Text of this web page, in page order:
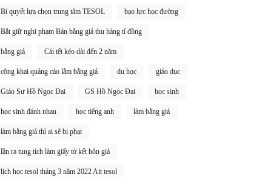
Bí quyết lựa chọn trung tâm TESOL bạo lực học đường
Bắt giữ nghi phạm Bán bằng giả thu hàng tỉ đồng
bằng giả Cái tết kéo dài đến 2 năm
công khai quảng cáo lằm bằng giả du học giáo dục
Giáo Sư Hồ Ngọc Đại GS Hồ Ngọc Đại học sinh
học sinh đánh nhau học tiếng anh làm bằng giả
làm bằng giả thì ai sẽ bị phạt
lần ra tung tích làm giấy tờ kết hôn giả
lịch học tesol tháng 3 năm 2022 Ait tesol